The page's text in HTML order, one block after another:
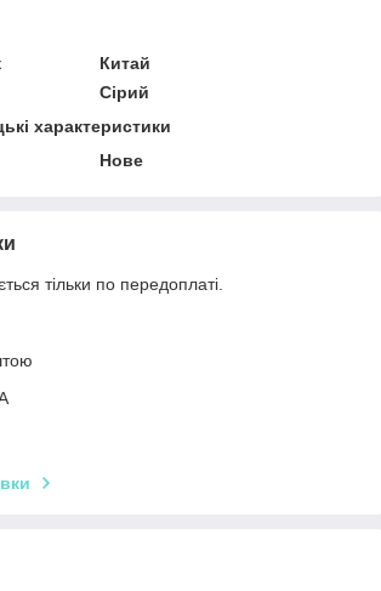
Китай
Сірий
характеристики
Нове
тільки по передоплаті.